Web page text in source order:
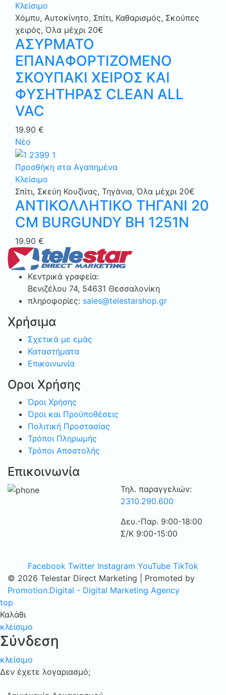
Κλείσιμο
Χόμπυ, Αυτοκίνητο, Σπίτι, Καθαρισμός, Σκούπες
χειρός, Όλα μέχρι 20€
ΑΣΥΡΜΑΤΟ
ΕΠΑΝΑΦΟΡΤΙΖΟΜΕΝΟ
ΣΚΟΥΠΑΚΙ ΧΕΙΡΟΣ ΚΑΙ
ΦΥΣΗΤΗΡΑΣ CLEAN ALL
VAC
19.90 €
Νέο
Προσθήκη στα Αγαπημένα
Κλείσιμο
Σπίτι, Σκεύη Κουζίνας, Τηγάνια, Όλα μέχρι 20€
ΑΝΤΙΚΟΛΛΗΤΙΚΟ ΤΗΓΑΝΙ 20
CM BURGUNDY BH 1251N
19.90 €
Κεντρικά γραφεία:
Bενιζέλου 74, 54631 Θεσσαλονίκη
πληροφορίες: sales@telestarshop.gr
Χρήσιμα
Σχετικά με εμάς
Καταστήματα
Επικοινωνία
Οροι Χρήσης
Όροι Χρήσης
Όροι και Προϋποθέσεις
Πολιτική Προστασίας
Τρόποι Πληρωμής
Τρόποι Αποστολής
Επικοινωνία
Τηλ. παραγγελιών:
2310.290.600
Δευ.-Παρ. 9:00-18:00
Σ/Κ 9:00-15:00
Facebook Twitter Instagram YouTube TikTok
© 2026 Telestar Direct Marketing | Promoted by
Promotion.Digital - Digital Marketing Agency
top
Καλάθι
κλείσιμο
Σύνδεση
κλείσιμο
Δεν έχετε λογαριασμό;